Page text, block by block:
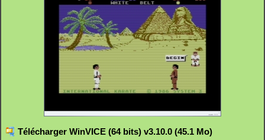
Télécharger WinVICE (64 bits) v3.10.0 (45.1 Mo)